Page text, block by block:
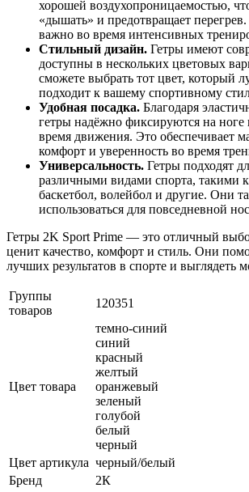
хорошей воздухопроницаемостью,
«дышать» и предотвращает
важно во время интенсивных
Стильный дизайн. Гетры имеют
доступны в нескольких цветовых
сможете выбрать тот цвет, который
подходит к вашему спортивному
Удобная посадка. Благодаря
гетры надёжно фиксируются на ноге
время движения. Это обеспечивает
комфорт и уверенность во время
Универсальность. Гетры подходят
различными видами спорта, такими
баскетбол, волейбол и другие. Они
использоваться для повседневной
Гетры 2K Sport Prime — это отличный
ценит качество, комфорт и стиль. Они
лучших результатов в спорте и выглядеть
Группы
товаров
120351
Цвет товара
темно-синий
синий
красный
желтый
оранжевый
зеленый
голубой
белый
черный
Цвет артикула черный/белый
Бренд
2К